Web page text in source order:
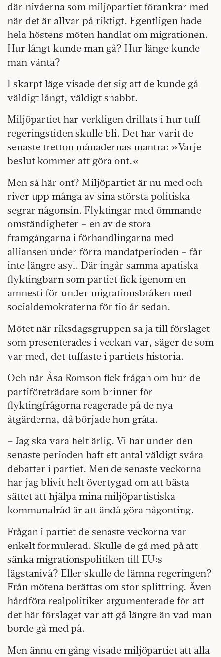
där nivåerna som miljöpartiet förankrar med
när det är allvar på riktigt. Egentligen hade
hela höstens möten handlat om migrationen.
Hur långt kunde man gå? Hur länge kunde
man vänta?
I skarpt läge visade det sig att de kunde gå
väldigt långt, väldigt snabbt.
Miljöpartiet har verkligen drillats i hur tuff
regeringstiden skulle bli. Det har varit de
senaste tretton månadernas mantra: »Varje
beslut kommer att göra ont.«
Men så här ont? Miljöpartiet är nu med och
river upp många av sina största politiska
segrar någonsin. Flyktingar med ömmande
omständigheter – en av de stora
framgångarna i förhandlingarna med
alliansen under förra mandatperioden – får
inte längre asyl. Där ingår samma apatiska
flyktingbarn som partiet fick igenom en
amnesti för under migrationsbråken med
socialdemokraterna för tio år sedan.
Mötet när riksdagsgruppen sa ja till förslaget
som presenterades i veckan var, säger de som
var med, det tuffaste i partiets historia.
Och när Åsa Romson fick frågan om hur de
partiföreträdare som brinner för
flyktingfrågorna reagerade på de nya
åtgärderna, då började hon gråta.
– Jag ska vara helt ärlig. Vi har under den
senaste perioden haft ett antal väldigt svåra
debatter i partiet. Men de senaste veckorna
har jag blivit helt övertygad om att bästa
sättet att hjälpa mina miljöpartistiska
kommunalråd är att ändå göra någonting.
Frågan i partiet de senaste veckorna var
enkelt formulerad. Skulle de gå med på att
sänka migrationspolitiken till EU:s
lägstanivå? Eller skulle de lämna regeringen?
Från mötena berättas om stor splittring. Även
hårdföra realpolitiker argumenterade för att
det här förslaget var att gå längre än vad man
borde gå med på.
Men ännu en gång visade miljöpartiet att alla